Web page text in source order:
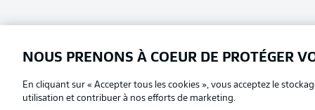
Choisissez votre langue
Français
Football as it's meant to be
NOUS PRENONS À COEUR DE PROTÉGER
En cliquant sur « Accepter tous les cookies », vous acceptez le
utilisation et contribuer à nos efforts de marketing.